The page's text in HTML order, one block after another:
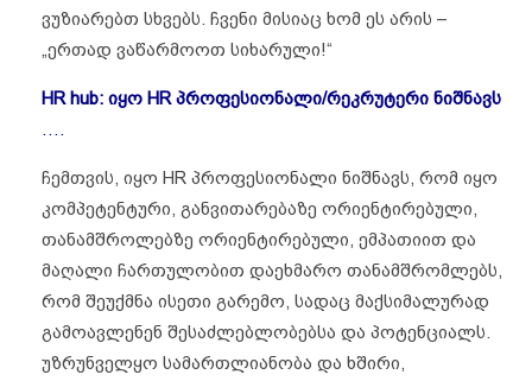
ვუზიარებთ სხვებს. ჩვენი მისიაც ხომ ეს არის –
„ერთად ვაწარმოოთ სიხარული!“
HR hub: იყო HR პროფესიონალი/რეკრუტერი ნიშნავს
….
ჩემთვის, იყო HR პროფესიონალი ნიშნავს, რომ იყო
კომპეტენტური, განვითარებაზე ორიენტირებული,
თანამშროლებზე ორიენტირებული, ემპათიით და
მაღალი ჩართულობით დაეხმარო თანამშრომლებს,
რომ შეუქმნა ისეთი გარემო, სადაც მაქსიმალურად
გამოავლენენ შესაძლებლობებსა და პოტენციალს.
უზრუნველყო სამართლიანობა და ხშირი,